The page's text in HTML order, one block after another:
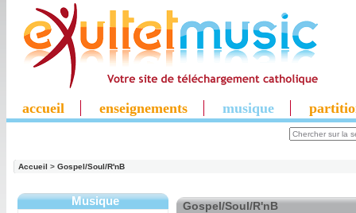
accueil enseignements musique
Accueil > Gospel/Soul/R'nB
Musique Gospel/Soul/R'nB